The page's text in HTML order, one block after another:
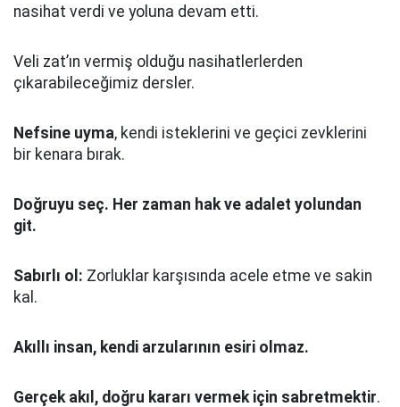
nasihat verdi ve yoluna devam etti.
Veli zat’ın vermiş olduğu nasihatlerlerden
çıkarabileceğimiz dersler.
Nefsine uyma, kendi isteklerini ve geçici zevklerini
bir kenara bırak.
Doğruyu seç. Her zaman hak ve adalet yolundan
git.
Sabırlı ol: Zorluklar karşısında acele etme ve sakin
kal.
Akıllı insan, kendi arzularının esiri olmaz.
Gerçek akıl, doğru kararı vermek için sabretmektir.